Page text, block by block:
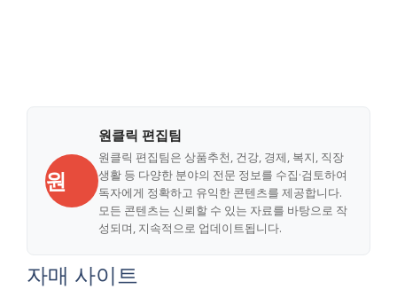
원
원클릭 편집팀
원클릭 편집팀은 상품추천, 건강, 경제, 복지, 직장
생활 등 다양한 분야의 전문 정보를 수집·검토하여
독자에게 정확하고 유익한 콘텐츠를 제공합니다.
모든 콘텐츠는 신뢰할 수 있는 자료를 바탕으로 작
성되며, 지속적으로 업데이트됩니다.
자매 사이트